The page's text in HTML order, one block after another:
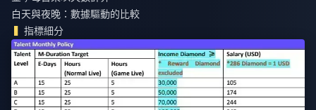
白天與夜晚：數據驅動的比較
指標細分